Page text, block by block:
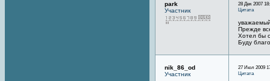
park
Участник
28 Дек 2007
Цитата
Прежде
Хотел бы
Буду
nik_86_od
Участник
27 Июл 2009
Цитата